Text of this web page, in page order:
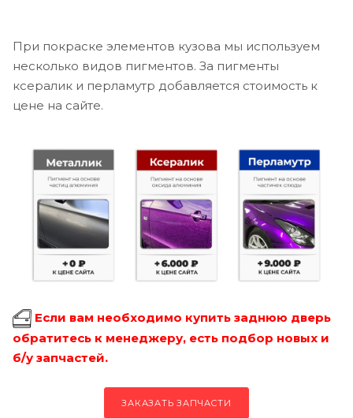
При покраске элементов кузова мы используем
несколько видов пигментов. За пигменты
ксералик и перламутр добавляется стоимость к
цене на сайте.
Если вам необходимо купить заднюю дверь
обратитесь к менеджеру, есть подбор новых и
б/у запчастей.
ЗАКАЗАТЬ ЗАПЧАСТИ